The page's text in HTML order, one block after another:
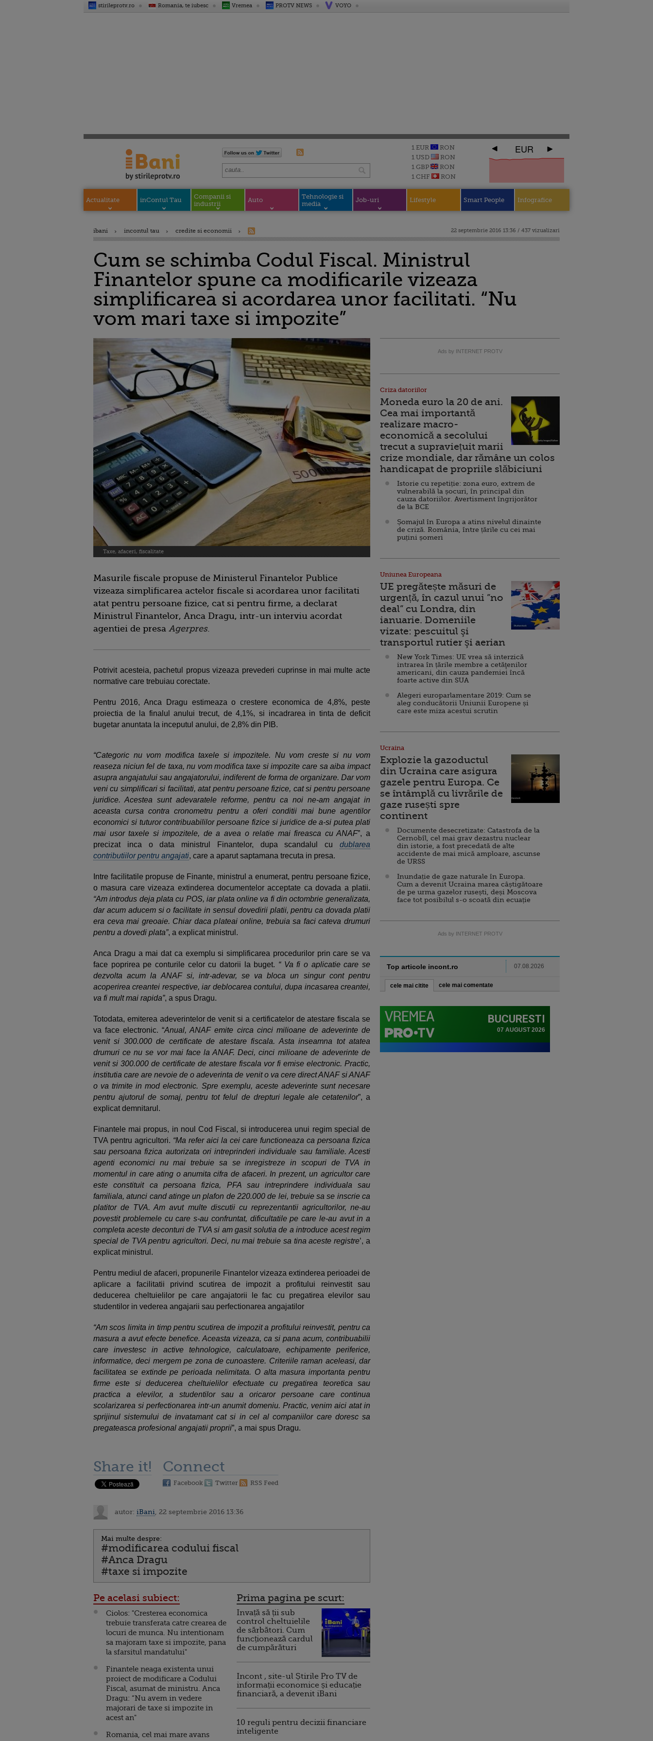
stirileprotv.ro Romania, te iubesc Vremea PROTV NEWS VOYO
1 EUR
RON
1 USD
RON
1 GBP
RON
1 CHF
RON
EUR
Actualitate inContul Tau
Companii si
industrii
Auto
Tehnologie si
media
Job-uri Lifestyle Smart People Infografice
ibani incontul tau credite si economii 22 septembrie 2016 13:36 / 437 vizualizari
Cum se schimba Codul Fiscal. Ministrul
Finantelor spune ca modificarile vizeaza
simplificarea si acordarea unor facilitati. “Nu
vom mari taxe si impozite”
Taxe, afaceri, fiscalitate
Masurile fiscale propuse de Ministerul Finantelor Publice
vizeaza simplificarea actelor fiscale si acordarea unor facilitati
atat pentru persoane fizice, cat si pentru firme, a declarat
Ministrul Finantelor, Anca Dragu, intr-un interviu acordat
agentiei de presa Agerpres.
Potrivit acesteia, pachetul propus vizeaza prevederi cuprinse in mai multe acte
normative care trebuiau corectate.
Pentru 2016, Anca Dragu estimeaza o crestere economica de 4,8%, peste
proiectia de la finalul anului trecut, de 4,1%, si incadrarea in tinta de deficit
bugetar anuntata la inceputul anului, de 2,8% din PIB.
“Categoric nu vom modifica taxele si impozitele. Nu vom creste si nu vom
reaseza niciun fel de taxa, nu vom modifica taxe si impozite care sa aiba impact
asupra angajatului sau angajatorului, indiferent de forma de organizare. Dar vom
veni cu simplificari si facilitati, atat pentru persoane fizice, cat si pentru persoane
juridice. Acestea sunt adevaratele reforme, pentru ca noi ne-am angajat in
aceasta cursa contra cronometru pentru a oferi conditii mai bune agentilor
economici si tuturor contribuabililor persoane fizice si juridice de a-si putea plati
mai usor taxele si impozitele, de a avea o relatie mai fireasca cu ANAF”, a
precizat inca o data ministrul Finantelor, dupa scandalul cu dublarea
contributiilor pentru angajati, care a aparut saptamana trecuta in presa.
Intre facilitatile propuse de Finante, ministrul a enumerat, pentru persoane fizice,
o masura care vizeaza extinderea documentelor acceptate ca dovada a platii.
“Am introdus deja plata cu POS, iar plata online va fi din octombrie generalizata,
dar acum aducem si o facilitate in sensul dovedirii platii, pentru ca dovada platii
era ceva mai greoaie. Chiar daca plateai online, trebuia sa faci cateva drumuri
pentru a dovedi plata”, a explicat ministrul.
Anca Dragu a mai dat ca exemplu si simplificarea procedurilor prin care se va
face poprirea pe conturile celor cu datorii la buget. “ Va fi o aplicatie care se
dezvolta acum la ANAF si, intr-adevar, se va bloca un singur cont pentru
acoperirea creantei respective, iar deblocarea contului, dupa incasarea creantei,
va fi mult mai rapida”, a spus Dragu.
Totodata, emiterea adeverintelor de venit si a certificatelor de atestare fiscala se
va face electronic. “Anual, ANAF emite circa cinci milioane de adeverinte de
venit si 300.000 de certificate de atestare fiscala. Asta inseamna tot atatea
drumuri ce nu se vor mai face la ANAF. Deci, cinci milioane de adeverinte de
venit si 300.000 de certificate de atestare fiscala vor fi emise electronic. Practic,
institutia care are nevoie de o adeverinta de venit o va cere direct ANAF si ANAF
o va trimite in mod electronic. Spre exemplu, aceste adeverinte sunt necesare
pentru ajutorul de somaj, pentru tot felul de drepturi legale ale cetatenilor”, a
explicat demnitarul.
Finantele mai propus, in noul Cod Fiscal, si introducerea unui regim special de
TVA pentru agricultori. “Ma refer aici la cei care functioneaza ca persoana fizica
sau persoana fizica autorizata ori intreprinderi individuale sau familiale. Acesti
agenti economici nu mai trebuie sa se inregistreze in scopuri de TVA in
momentul in care ating o anumita cifra de afaceri. In prezent, un agricultor care
este constituit ca persoana fizica, PFA sau intreprindere individuala sau
familiala, atunci cand atinge un plafon de 220.000 de lei, trebuie sa se inscrie ca
platitor de TVA. Am avut multe discutii cu reprezentantii agricultorilor, ne-au
povestit problemele cu care s-au confruntat, dificultatile pe care le-au avut in a
completa aceste deconturi de TVA si am gasit solutia de a introduce acest regim
special de TVA pentru agricultori. Deci, nu mai trebuie sa tina aceste registre’, a
explicat ministrul.
Pentru mediul de afaceri, propunerile Finantelor vizeaza extinderea perioadei de
aplicare a facilitatii privind scutirea de impozit a profitului reinvestit sau
deducerea cheltuielilor pe care angajatorii le fac cu pregatirea elevilor sau
studentilor in vederea angajarii sau perfectionarea angajatilor
“Am scos limita in timp pentru scutirea de impozit a profitului reinvestit, pentru ca
masura a avut efecte benefice. Aceasta vizeaza, ca si pana acum, contribuabilii
care investesc in active tehnologice, calculatoare, echipamente periferice,
informatice, deci mergem pe zona de cunoastere. Criteriile raman aceleasi, dar
facilitatea se extinde pe perioada nelimitata. O alta masura importanta pentru
firme este si deducerea cheltuielilor efectuate cu pregatirea teoretica sau
practica a elevilor, a studentilor sau a oricaror persoane care continua
scolarizarea si perfectionarea intr-un anumit domeniu. Practic, venim aici atat in
sprijinul sistemului de invatamant cat si in cel al companiilor care doresc sa
pregateasca profesional angajatii proprii”, a mai spus Dragu.
Share it! Connect
Facebook Twitter RSS Feed
autor: iBani , 22 septembrie 2016 13:36
Mai multe despre:
#modificarea codului fiscal
#Anca Dragu
#taxe si impozite
Pe acelasi subiect:
Ciolos: "Cresterea economica
trebuie transferata catre crearea de
locuri de munca. Nu intentionam
sa majoram taxe si impozite, pana
la sfarsitul mandatului"
Finantele neaga existenta unui
proiect de modificare a Codului
Fiscal, asumat de ministru. Anca
Dragu: “Nu avem in vedere
majorari de taxe si impozite in
acest an"
Romania, cel mai mare avans
Prima pagina pe scurt:
Invață să ții sub
control cheltuielile
de sărbători. Cum
funcționează cardul
de cumpărături
Incont , site-ul Știrile Pro TV de
informații economice și educație
financiară, a devenit iBani
10 reguli pentru decizii financiare
inteligente
Ads by INTERNET PROTV
Criza datoriilor
Moneda euro la 20 de ani.
Cea mai importantă
realizare macro-
economică a secolului
trecut a supraviețuit marii
crize mondiale, dar rămâne un colos
handicapat de propriile slăbiciuni
Istorie cu repetiție: zona euro, extrem de
vulnerabilă la șocuri, în principal din
cauza datoriilor. Avertisment îngrijorător
de la BCE
Șomajul în Europa a atins nivelul dinainte
de criză. România, între țările cu cei mai
puțini șomeri
Uniunea Europeana
UE pregătește măsuri de
urgență, în cazul unui ”no
deal” cu Londra, din
ianuarie. Domeniile
vizate: pescuitul şi
transportul rutier şi aerian
New York Times: UE vrea să interzică
intrarea în țările membre a cetăţenilor
americani, din cauza pandemiei încă
foarte active din SUA
Alegeri europarlamentare 2019: Cum se
aleg conducătorii Uniunii Europene și
care este miza acestui scrutin
Ucraina
Explozie la gazoductul
din Ucraina care asigura
gazele pentru Europa. Ce
se întâmplă cu livrările de
gaze rusești spre
continent
Documente desecretizate: Catastrofa de la
Cernobîl, cel mai grav dezastru nuclear
din istorie, a fost precedată de alte
accidente de mai mică amploare, ascunse
de URSS
Inundație de gaze naturale în Europa.
Cum a devenit Ucraina marea câștigătoare
de pe urma gazelor rusești, deși Moscova
face tot posibilul s-o scoată din ecuație
Ads by INTERNET PROTV
Top articole incont.ro 07.08.2026
cele mai citite cele mai comentate